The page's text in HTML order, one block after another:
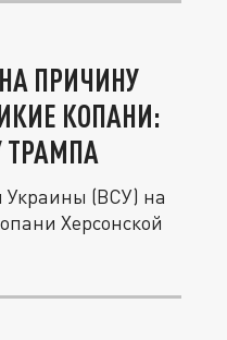
ПРИЧИНУ
КОПАНИ:
ТРАМПА
Украины (ВСУ) на
Херсонской